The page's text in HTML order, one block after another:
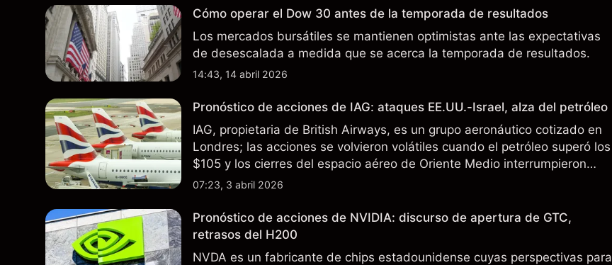
Cómo operar el Dow 30 antes de la temporada de resultados
Los mercados bursátiles se mantienen optimistas ante las expectativas
de desescalada a medida que se acerca la temporada de resultados.
14:43, 14 abril 2026
Pronóstico de acciones de IAG: ataques EE.UU.-Israel, alza del petróleo
IAG, propietaria de British Airways, es un grupo aeronáutico cotizado en
Londres; las acciones se volvieron volátiles cuando el petróleo superó los
$105 y los cierres del espacio aéreo de Oriente Medio interrumpieron
rutas. El rendimiento pasado no es un indicador fiable de resultados
07:23, 3 abril 2026
Pronóstico de acciones de NVIDIA: discurso de apertura de GTC,
retrasos del H200
NVDA es un fabricante de chips estadounidense cuyas perspectivas para